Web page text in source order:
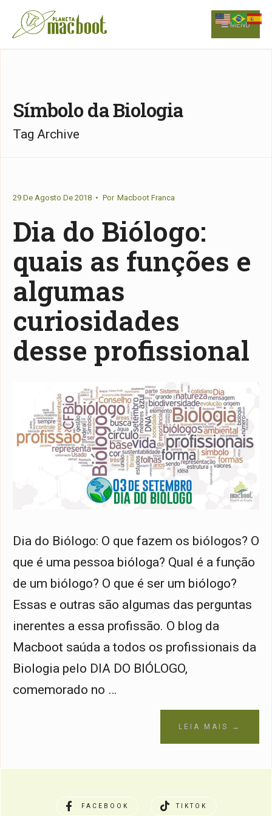
Skip
to
MENU
Símbolo da Biologia
Tag Archive
29 De Agosto De 2018 • Por Macboot Franca
Dia do Biólogo:
quais as funções e
algumas
curiosidades
desse profissional
Dia do Biólogo: O que fazem os biólogos? O
que é uma pessoa bióloga? Qual é a função
de um biólogo? O que é ser um biólogo?
Essas e outras são algumas das perguntas
inerentes a essa profissão. O blog da
Macboot saúda a todos os profissionais da
Biologia pelo DIA DO BIÓLOGO,
comemorado no …
LEIA MAIS →
FACEBOOK TIKTOK